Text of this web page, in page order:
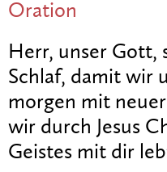
Oration
Herr, unser Gott,
Schlaf, damit wir
morgen mit
wir durch Jesus
Geistes mit dir